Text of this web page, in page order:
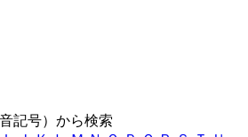
記号）から検索